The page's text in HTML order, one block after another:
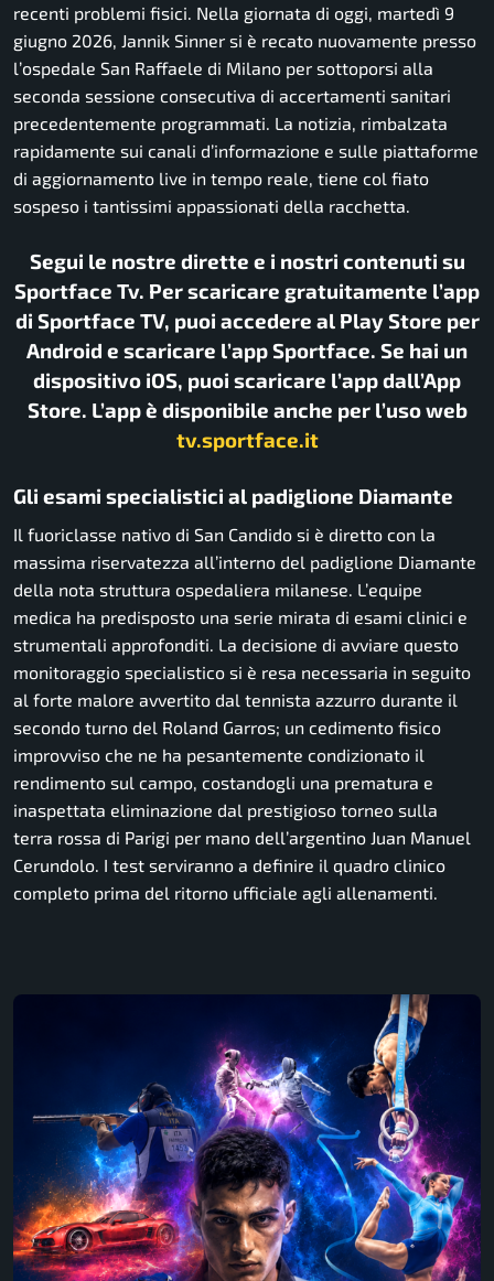
recenti problemi fisici. Nella giornata di oggi, martedì 9
giugno 2026, Jannik Sinner si è recato nuovamente presso
l’ospedale San Raffaele di Milano per sottoporsi alla
seconda sessione consecutiva di accertamenti sanitari
precedentemente programmati. La notizia, rimbalzata
rapidamente sui canali d’informazione e sulle piattaforme
di aggiornamento live in tempo reale, tiene col fiato
sospeso i tantissimi appassionati della racchetta.
Segui le nostre dirette e i nostri contenuti su
Sportface Tv. Per scaricare gratuitamente l’app
di Sportface TV, puoi accedere al Play Store per
Android e scaricare l’app Sportface. Se hai un
dispositivo iOS, puoi scaricare l’app dall’App
Store. L’app è disponibile anche per l’uso web
tv.sportface.it
Gli esami specialistici al padiglione Diamante
Il fuoriclasse nativo di San Candido si è diretto con la
massima riservatezza all’interno del padiglione Diamante
della nota struttura ospedaliera milanese. L’equipe
medica ha predisposto una serie mirata di esami clinici e
strumentali approfonditi. La decisione di avviare questo
monitoraggio specialistico si è resa necessaria in seguito
al forte malore avvertito dal tennista azzurro durante il
secondo turno del Roland Garros; un cedimento fisico
improvviso che ne ha pesantemente condizionato il
rendimento sul campo, costandogli una prematura e
inaspettata eliminazione dal prestigioso torneo sulla
terra rossa di Parigi per mano dell’argentino Juan Manuel
Cerundolo. I test serviranno a definire il quadro clinico
completo prima del ritorno ufficiale agli allenamenti.